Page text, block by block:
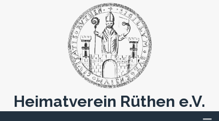
Heimatverein Rüthen e.V.